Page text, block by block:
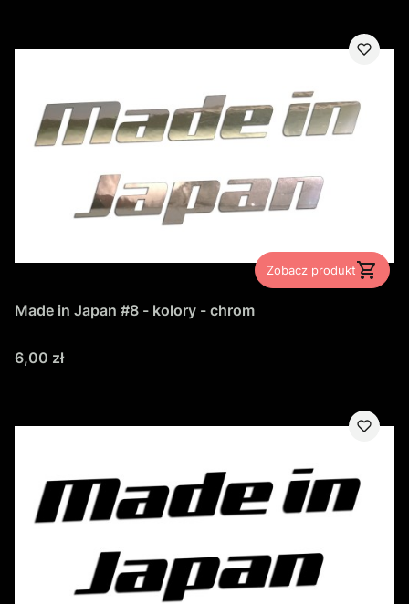
Zobacz produkt
Made in Japan #8 - kolory - chrom
Cena
6,00 zł